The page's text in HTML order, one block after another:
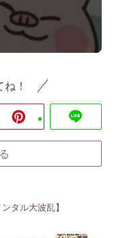
！
タル大波乱】